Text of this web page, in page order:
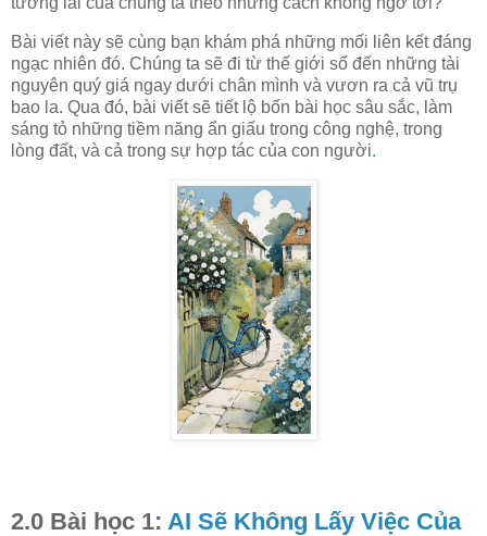
Bài viết này sẽ cùng bạn khám phá những mối liên kết đáng
ngạc nhiên đó. Chúng ta sẽ đi từ thế giới số đến những tài
nguyên quý giá ngay dưới chân mình và vươn ra cả vũ trụ
bao la. Qua đó, bài viết sẽ tiết lộ bốn bài học sâu sắc, làm
sáng tỏ những tiềm năng ẩn giấu trong công nghệ, trong
lòng đất, và cả trong sự hợp tác của con người.
2.0 Bài học 1: AI Sẽ Không Lấy Việc Của